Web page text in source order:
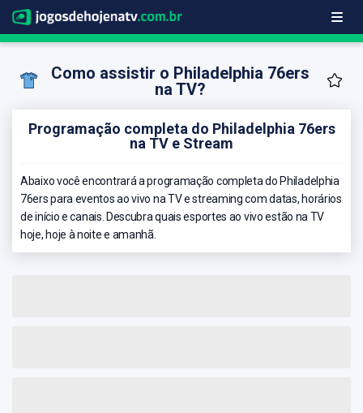
Como assistir o Philadelphia 76ers
na TV?
Programação completa do Philadelphia 76ers
na TV e Stream
Abaixo você encontrará a programação completa do Philadelphia
76ers para eventos ao vivo na TV e streaming com datas, horários
de início e canais. Descubra quais esportes ao vivo estão na TV
hoje, hoje à noite e amanhã.